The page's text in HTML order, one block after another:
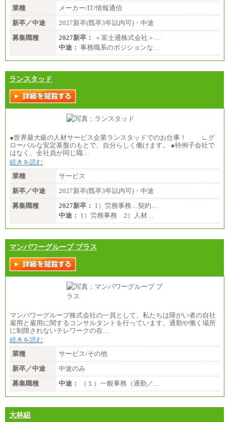
業種
メーカー/IT/情報通信
新卒／中途
2027新卒(既卒3年以内可)・中途
募集職種
2027新卒：
＜富士通株式会社＞…
中途： 事務職系のポジションな…
ランスタッド
●世界最大級の人材サービス企業ランスタッドでのお仕事！ ∟グ
ローバルな安定基盤のもとで、自分らしく働けます。 ●特例子会社で
はなく、全社員が同じ職…
続きを読む
業種
サービス
新卒／中途
2027新卒(既卒3年以内可)・中途
募集職種
2027新卒： 1）労務事務…契約…
中途： 1）労務事務 2）人材…
マンパワーグループ プラス
マンパワーグループ株式会社の一員として、私たちは障がい者の自社
雇用と雇用に関するコンサルタントを行っています。通勤や働く場所
に制限されないテレワークの在…
続きを読む
業種
サービス/その他
新卒／中途
中途のみ
募集職種
中途： （１）一般事務（通勤／…
大林組